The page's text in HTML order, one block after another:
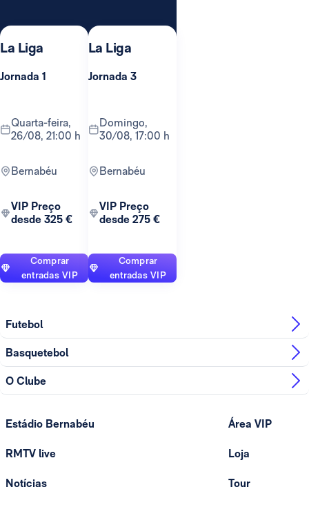
La Liga
Jornada 1
quarta-feira,
26/08, 21:00 h
Bernabéu
VIP Preço
desde 325 €
Comprar
entradas VIP
La Liga
Jornada 3
domingo,
30/08, 17:00 h
Bernabéu
VIP Preço
desde 275 €
Comprar
entradas VIP
Futebol
Basquetebol
O Clube
Estádio Bernabéu
RMTV live
Notícias
Área VIP
Loja
Tour